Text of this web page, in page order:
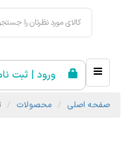
ورود | ثبت
صفحه اصلی محصولات